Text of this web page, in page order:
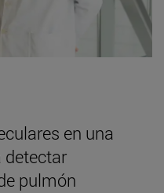
en una
detectar
pulmón